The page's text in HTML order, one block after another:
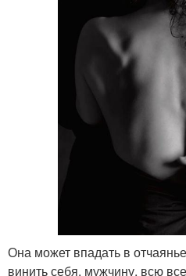
Она может впадать в
винить себя, мужчину, всю